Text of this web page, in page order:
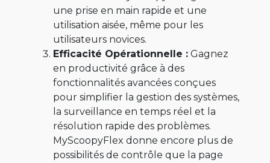
une prise en main rapide et une
utilisation aisée, même pour les
utilisateurs novices.
Efficacité Opérationnelle : Gagnez
en productivité grâce à des
fonctionnalités avancées conçues
pour simplifier la gestion des systèmes,
la surveillance en temps réel et la
résolution rapide des problèmes.
MyScoopyFlex donne encore plus de
possibilités de contrôle que la page